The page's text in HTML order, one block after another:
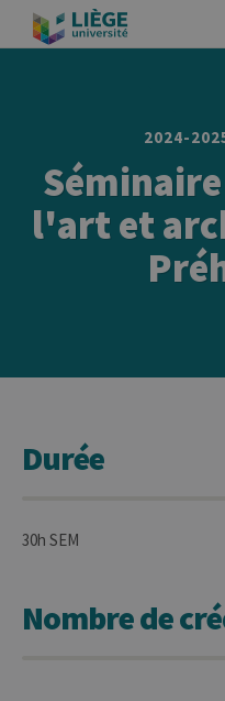
2024-
l'art et
Durée
30h SEM
Nombre de